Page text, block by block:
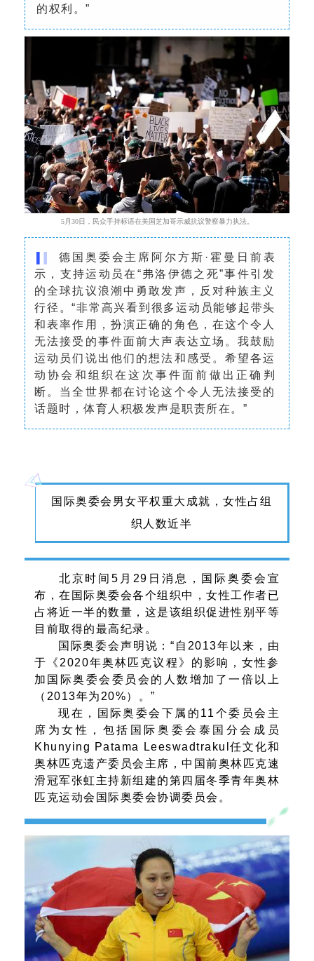
的权利。”
5月30日，民众手持标语在美国芝加哥示威抗议警察暴力执法。
德国奥委会主席阿尔方斯·霍曼日前表
示，支持运动员在“弗洛伊德之死”事件引发
的全球抗议浪潮中勇敢发声，反对种族主义
行径。“非常高兴看到很多运动员能够起带头
和表率作用，扮演正确的角色，在这个令人
无法接受的事件面前大声表达立场。我鼓励
运动员们说出他们的想法和感受。希望各运
动协会和组织在这次事件面前做出正确判
断。当全世界都在讨论这个令人无法接受的
话题时，体育人积极发声是职责所在。”
国际奥委会男女平权重大成就，女性占组
织人数近半
北京时间5月29日消息，国际奥委会宣
布，在国际奥委会各个组织中，女性工作者已
占将近一半的数量，这是该组织促进性别平等
目前取得的最高纪录。
国际奥委会声明说：“自2013年以来，由
于《2020年奥林匹克议程》的影响，女性参
加国际奥委会委员会的人数增加了一倍以上
（2013年为20%）。”
现在，国际奥委会下属的11个委员会主
席为女性，包括国际奥委会泰国分会成员
Khunying Patama Leeswadtrakul任文化和
奥林匹克遗产委员会主席，中国前奥林匹克速
滑冠军张虹主持新组建的第四届冬季青年奥林
匹克运动会国际奥委会协调委员会。